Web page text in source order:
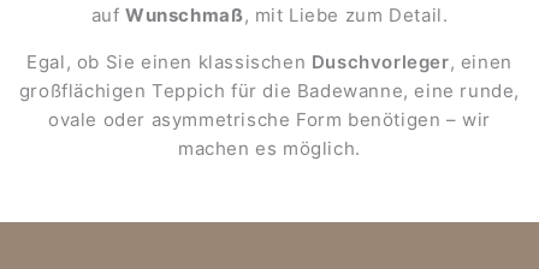
aufWunschmaß, mit Liebe zum Detail.
Egal, ob Sie einen klassischen Duschvorleger, einen
großflächigen Teppich für die Badewanne, eine runde,
ovale oder asymmetrische Form benötigen – wir
machen es möglich.